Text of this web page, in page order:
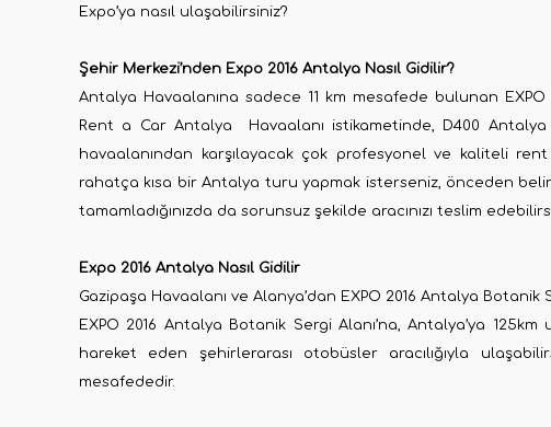
Expo’ya nasıl ulaşabilirsiniz?
Şehir Merkezi’nden Expo 2016 Antalya Nasıl Gidilir?
Antalya Havaalanına sadece 11 km mesafede bulunan EXPO
Rent a Car Antalya Havaalanı istikametinde, D400
havaalanından karşılayacak çok profesyonel ve kaliteli
rahatça kısa bir Antalya turu yapmak isterseniz, önceden
tamamladığınızda da sorunsuz şekilde aracınızı teslim
Expo 2016 Antalya Nasıl Gidilir
Gazipaşa Havaalanı ve Alanya’dan EXPO 2016 Antalya Botanik
EXPO 2016 Antalya Botanik Sergi Alanı’na, Antalya’ya
hareket eden şehirlerarası otobüsler aracılığıyla
mesafededir.